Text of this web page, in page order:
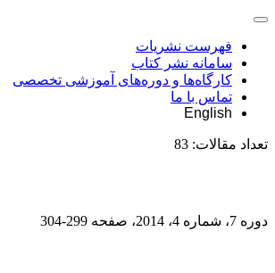
فهرست نشریات
سامانه نشر کتاب
کارگاه‌ها و دوره‌های آموزشی تخصصی
تماس با ما
English
تعداد مقالات: 83
دوره 7، شماره 4، 2014، صفحه
299-304